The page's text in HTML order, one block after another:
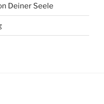
Deiner Seele